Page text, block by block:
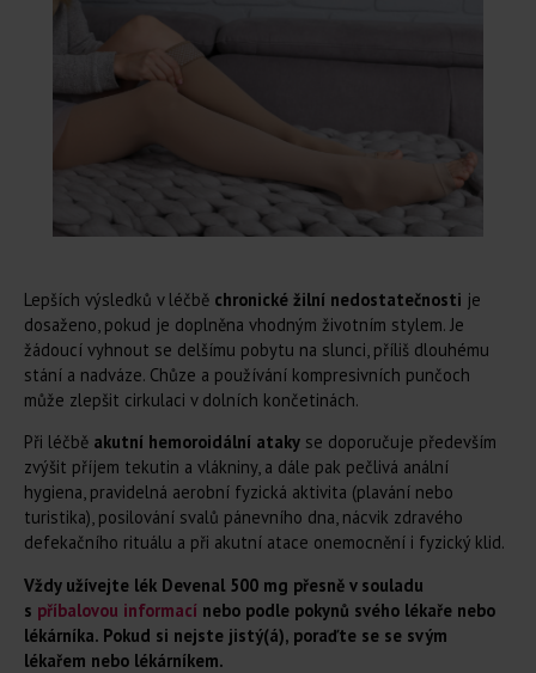
Lepších výsledků v léčbě chronické žilní nedostatečnosti je
dosaženo, pokud je doplněna vhodným životním stylem. Je
žádoucí vyhnout se delšímu pobytu na slunci, příliš dlouhému
stání a nadváze. Chůze a používání kompresivních punčoch
může zlepšit cirkulaci v dolních končetinách.
Při léčbě akutní hemoroidální ataky se doporučuje především
zvýšit příjem tekutin a vlákniny, a dále pak pečlivá anální
hygiena, pravidelná aerobní fyzická aktivita (plavání nebo
turistika), posilování svalů pánevního dna, nácvik zdravého
defekačního rituálu a při akutní atace onemocnění i fyzický klid.
Vždy užívejte lék Devenal 500 mg přesně v souladu
s příbalovou informací nebo podle pokynů svého lékaře nebo
lékárníka. Pokud si nejste jistý(á), poraďte se se svým
lékařem nebo lékárníkem.